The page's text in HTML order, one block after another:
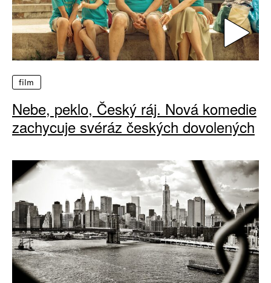
film
Nebe, peklo, Český ráj. Nová komedie
zachycuje svéráz českých dovolených